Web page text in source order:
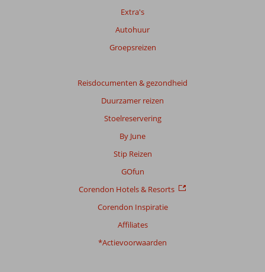
Extra's
Autohuur
Groepsreizen
Reisdocumenten & gezondheid
Duurzamer reizen
Stoelreservering
By June
Stip Reizen
GOfun
Corendon Hotels & Resorts
Corendon Inspiratie
Affiliates
*Actievoorwaarden